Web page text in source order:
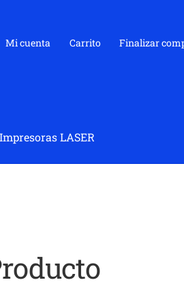
Mi cuenta Carrito Finalizar
Impresoras LASER